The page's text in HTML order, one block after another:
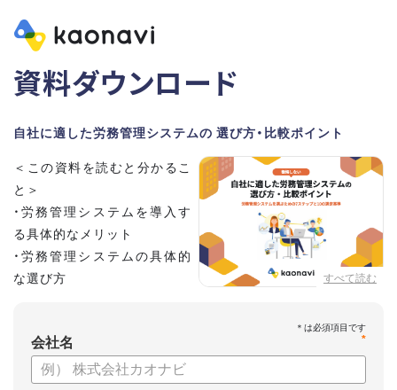
資料ダウンロード
自社に適した労務管理システムの 選び方・比較ポイント
すべて読む
＜この資料を読むと分かるこ
と＞
・労務管理システムを導入す
る具体的なメリット
・労務管理システムの具体的
な選び方
*
会社名